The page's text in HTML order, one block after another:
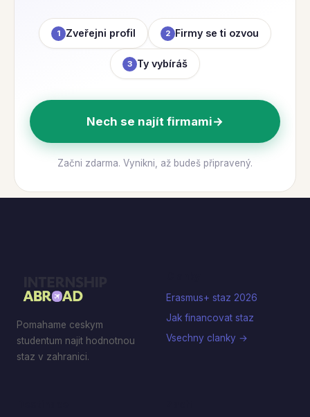
1 Zveřejni profil 2 Firmy se ti ozvou
3 Ty vybíráš
Nech se najít firmami→
Začni zdarma. Vynikni, až budeš připravený.
Pomahame ceskym
studentum najit hodnotnou
staz v zahranici.
Erasmus+ staz 2026
Jak financovat staz
Vsechny clanky →